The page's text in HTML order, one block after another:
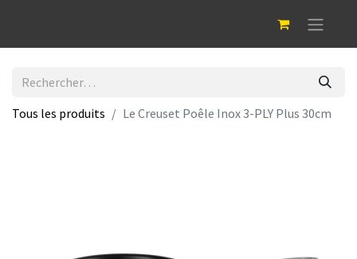
Tous les produits Le Creuset Poêle Inox 3-PLY Plus 30cm